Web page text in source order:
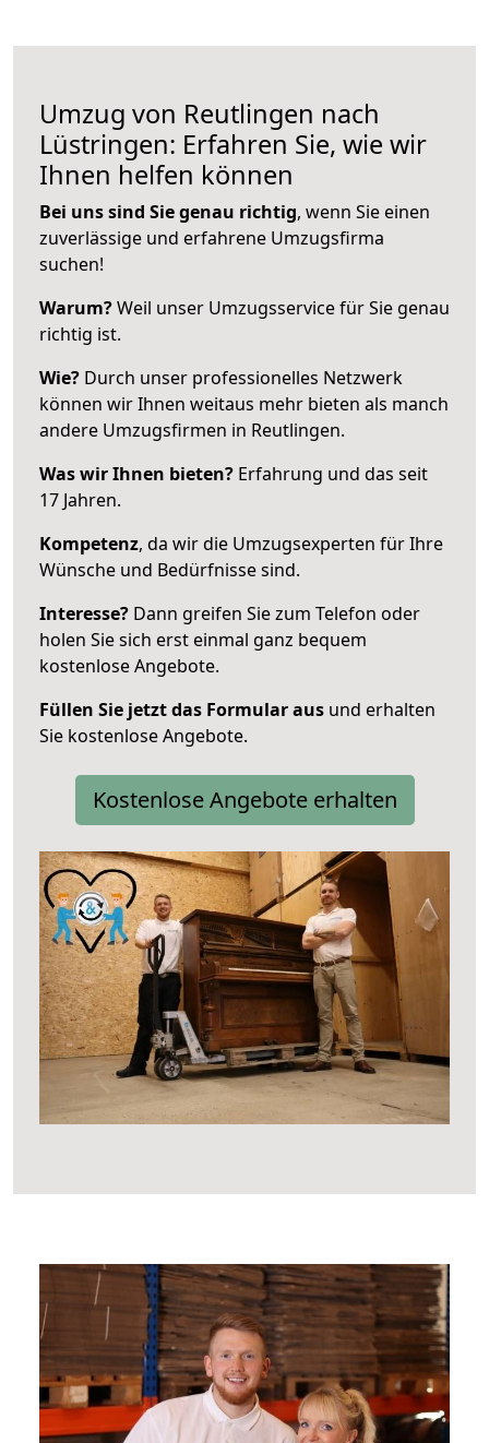
Umzug von Reutlingen nach
Lüstringen: Erfahren Sie, wie wir
Ihnen helfen können
Bei uns sind Sie genau richtig, wenn Sie einen
zuverlässige und erfahrene Umzugsfirma
suchen!
Warum?Weil unser Umzugsservice für Sie genau
richtig ist.
Wie? Durch unser professionelles Netzwerk
können wir Ihnen weitaus mehr bieten als manch
andere Umzugsfirmen in Reutlingen.
Was wir Ihnen bieten? Erfahrung und das seit
17 Jahren.
Kompetenz, da wir die Umzugsexperten für Ihre
Wünsche und Bedürfnisse sind.
Interesse? Dann greifen Sie zum Telefon oder
holen Sie sich erst einmal ganz bequem
kostenlose Angebote.
Füllen Sie jetzt das Formular aus und erhalten
Sie kostenlose Angebote.
Kostenlose Angebote erhalten